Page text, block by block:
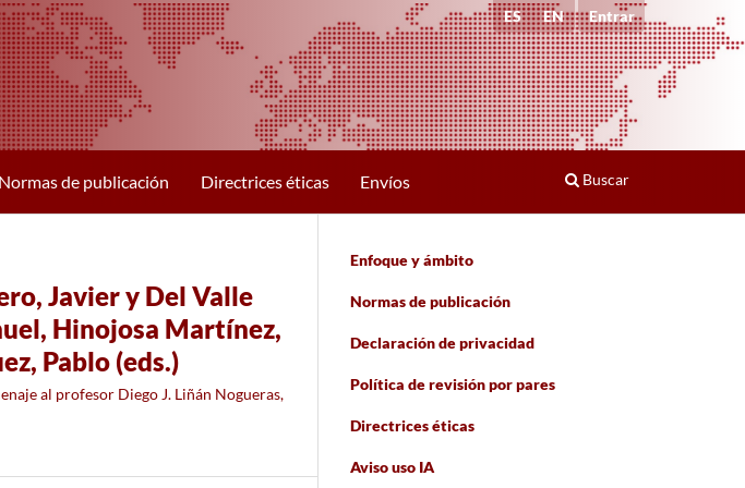
Normas de publicación Directrices éticas Envíos Buscar
ES EN Entrar
Javier y Del Valle
Hinojosa Martínez,
Pablo (eds.)
al profesor Diego J. Liñán Nogueras,
Enfoque y ámbito
Normas de publicación
Declaración de privacidad
Política de revisión por pares
Directrices éticas
Aviso uso IA